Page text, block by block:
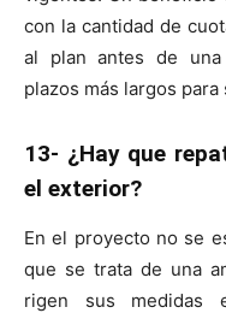
con la cantidad de
al plan antes de una
plazos más largos para
13- ¿Hay que
el exterior?
En el proyecto no se
que se trata de una
rigen sus medidas